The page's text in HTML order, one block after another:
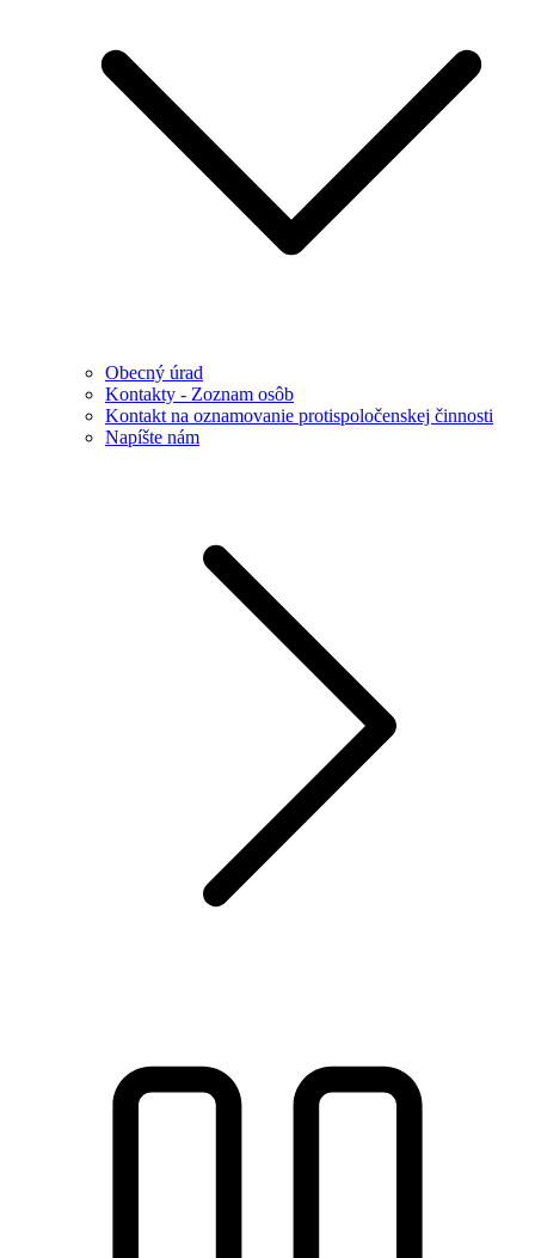
Obecný úrad
Kontakty - Zoznam osôb
Kontakt na oznamovanie protispoločenskej činnosti
Napíšte nám